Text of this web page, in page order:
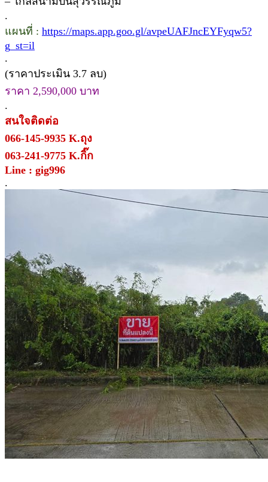
.
แผนที่ : https://maps.app.goo.gl/avpeUAFJncEYFyqw5?
g_st=il
.
(ราคาประเมิน 3.7 ลบ)
ราคา 2,590,000 บาท
.
สนใจติดต่อ
066-145-9935 K.ถุง
063-241-9775 K.กิ๊ก
Line : gig996
.